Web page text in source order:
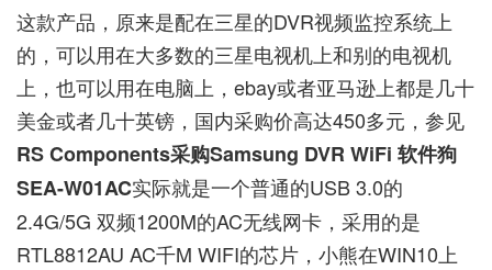
这款产品，原来是配在三星的DVR视频监控系统上
的，可以用在大多数的三星电视机上和别的电视机
上，也可以用在电脑上，ebay或者亚马逊上都是几十
美金或者几十英镑，国内采购价高达450多元，参见
RS Components采购Samsung DVR WiFi 软件狗
SEA-W01AC实际就是一个普通的USB 3.0的
2.4G/5G 双频1200M的AC无线网卡，采用的是
RTL8812AU AC千M WIFI的芯片，小熊在WIN10上